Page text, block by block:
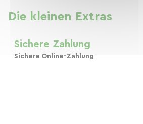
Die kleinen Extras
Sichere Zahlung
Sichere Online-Zahlung